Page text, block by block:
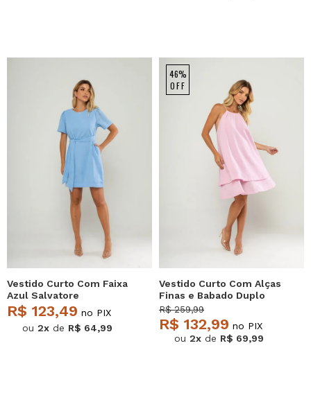
Vestido Curto Com Faixa
Azul Salvatore
R$ 123,49 no PIX
ou 2x de R$ 64,99
46%
OFF
Vestido Curto Com Alças
Finas e Babado Duplo
Rosa Salvatore
R$ 259,99
R$ 132,99 no PIX
ou 2x de R$ 69,99